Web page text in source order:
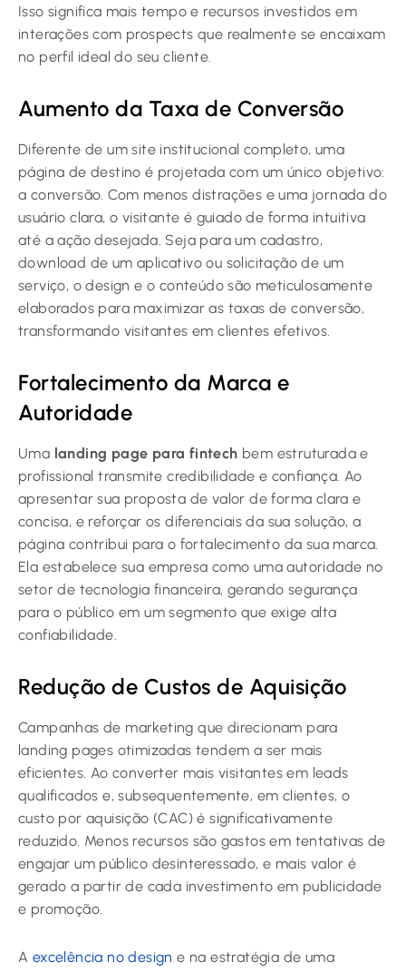
Isso significa mais tempo e recursos investidos em
interações com prospects que realmente se encaixam
no perfil ideal do seu cliente.
Aumento da Taxa de Conversão
Diferente de um site institucional completo, uma
página de destino é projetada com um único objetivo:
a conversão. Com menos distrações e uma jornada do
usuário clara, o visitante é guiado de forma intuitiva
até a ação desejada. Seja para um cadastro,
download de um aplicativo ou solicitação de um
serviço, o design e o conteúdo são meticulosamente
elaborados para maximizar as taxas de conversão,
transformando visitantes em clientes efetivos.
Fortalecimento da Marca e
Autoridade
Uma landing page para fintech bem estruturada e
profissional transmite credibilidade e confiança. Ao
apresentar sua proposta de valor de forma clara e
concisa, e reforçar os diferenciais da sua solução, a
página contribui para o fortalecimento da sua marca.
Ela estabelece sua empresa como uma autoridade no
setor de tecnologia financeira, gerando segurança
para o público em um segmento que exige alta
confiabilidade.
Redução de Custos de Aquisição
Campanhas de marketing que direcionam para
landing pages otimizadas tendem a ser mais
eficientes. Ao converter mais visitantes em leads
qualificados e, subsequentemente, em clientes, o
custo por aquisição (CAC) é significativamente
reduzido. Menos recursos são gastos em tentativas de
engajar um público desinteressado, e mais valor é
gerado a partir de cada investimento em publicidade
e promoção.
A excelência no design e na estratégia de uma